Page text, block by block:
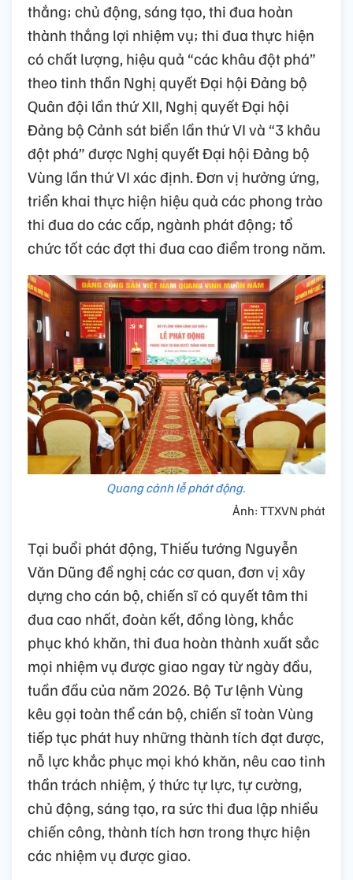
thắng; chủ động, sáng tạo, thi đua hoàn
thành thắng lợi nhiệm vụ; thi đua thực hiện
có chất lượng, hiệu quả “các khâu đột phá”
theo tinh thần Nghị quyết Đại hội Đảng bộ
Quân đội lần thứ XII, Nghị quyết Đại hội
Đảng bộ Cảnh sát biển lần thứ VI và “3 khâu
đột phá” được Nghị quyết Đại hội Đảng bộ
Vùng lần thứ VI xác định. Đơn vị hưởng ứng,
triển khai thực hiện hiệu quả các phong trào
thi đua do các cấp, ngành phát động; tổ
chức tốt các đợt thi đua cao điểm trong năm.
Quang cảnh lễ phát động.
Ảnh: TTXVN phát
Tại buổi phát động, Thiếu tướng Nguyễn
Văn Dũng đề nghị các cơ quan, đơn vị xây
dựng cho cán bộ, chiến sĩ có quyết tâm thi
đua cao nhất, đoàn kết, đồng lòng, khắc
phục khó khăn, thi đua hoàn thành xuất sắc
mọi nhiệm vụ được giao ngay từ ngày đầu,
tuần đầu của năm 2026. Bộ Tư lệnh Vùng
kêu gọi toàn thể cán bộ, chiến sĩ toàn Vùng
tiếp tục phát huy những thành tích đạt được,
nỗ lực khắc phục mọi khó khăn, nêu cao tinh
thần trách nhiệm, ý thức tự lực, tự cường,
chủ động, sáng tạo, ra sức thi đua lập nhiều
chiến công, thành tích hơn trong thực hiện
các nhiệm vụ được giao.